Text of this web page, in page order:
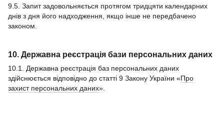
9.5. Запит задовольняється протягом тридцяти календарних
днів з дня його надходження, якщо інше не передбачено
законом.
10. Державна реєстрація бази персональних даних
10.1. Державна реєстрація баз персональних даних
здійснюється відповідно до статті 9 Закону України «Про
захист персональних даних».